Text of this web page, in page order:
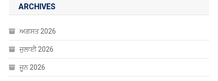
ARCHIVES
ਅਗਸਤ 2026
ਜੁਲਾਈ 2026
ਜੂਨ 2026